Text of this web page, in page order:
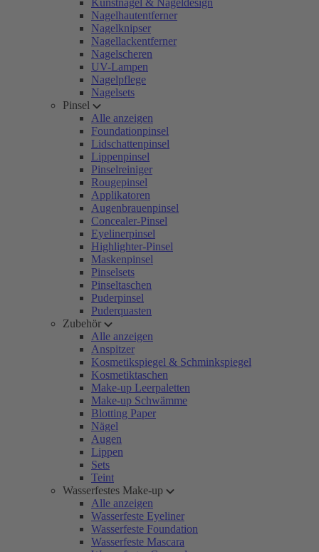
Kunstnägel & Nageldesign
Nagelhautentferner
Nagelknipser
Nagellackentferner
Nagelscheren
UV-Lampen
Nagelpflege
Nagelsets
Pinsel
Alle anzeigen
Foundationpinsel
Lidschattenpinsel
Lippenpinsel
Pinselreiniger
Rougepinsel
Applikatoren
Augenbrauenpinsel
Concealer-Pinsel
Eyelinerpinsel
Highlighter-Pinsel
Maskenpinsel
Pinselsets
Pinseltaschen
Puderpinsel
Puderquasten
Zubehör
Alle anzeigen
Anspitzer
Kosmetikspiegel & Schminkspiegel
Kosmetiktaschen
Make-up Leerpaletten
Make-up Schwämme
Blotting Paper
Nägel
Augen
Lippen
Sets
Teint
Wasserfestes Make-up
Alle anzeigen
Wasserfeste Eyeliner
Wasserfeste Foundation
Wasserfeste Mascara